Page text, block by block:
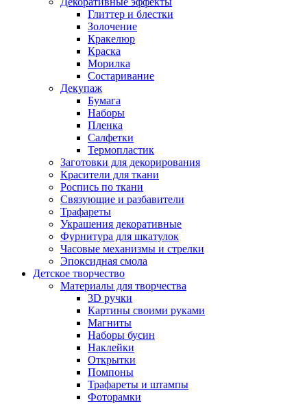
Глиттер и блестки
Золочение
Кракелюр
Краска
Морилка
Состаривание
Декупаж
Бумага
Наборы
Пленка
Салфетки
Термопластик
Заготовки для декорирования
Красители для ткани
Роспись по ткани
Связующие и разбавители
Трафареты
Украшения декоративные
Фурнитура для шкатулок
Часовые механизмы и стрелки
Эпоксидная смола
Детское творчество
Материалы для творчества
3D ручки
Картины своими руками
Магниты
Наборы бусин
Наклейки
Открытки
Помпоны
Трафареты и штампы
Фоторамки